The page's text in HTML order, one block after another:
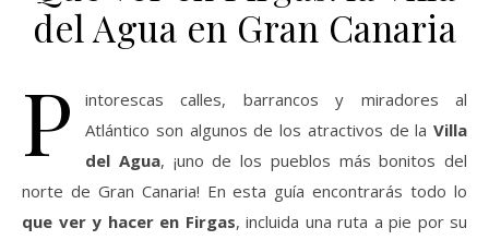
del Agua en Gran Canaria
P
intorescas calles, barrancos y miradores al
Atlántico son algunos de los atractivos de la Villa
del Agua, ¡uno de los pueblos más bonitos del
norte de Gran Canaria! En esta guía encontrarás todo lo
que ver y hacer en Firgas, incluida una ruta a pie por su